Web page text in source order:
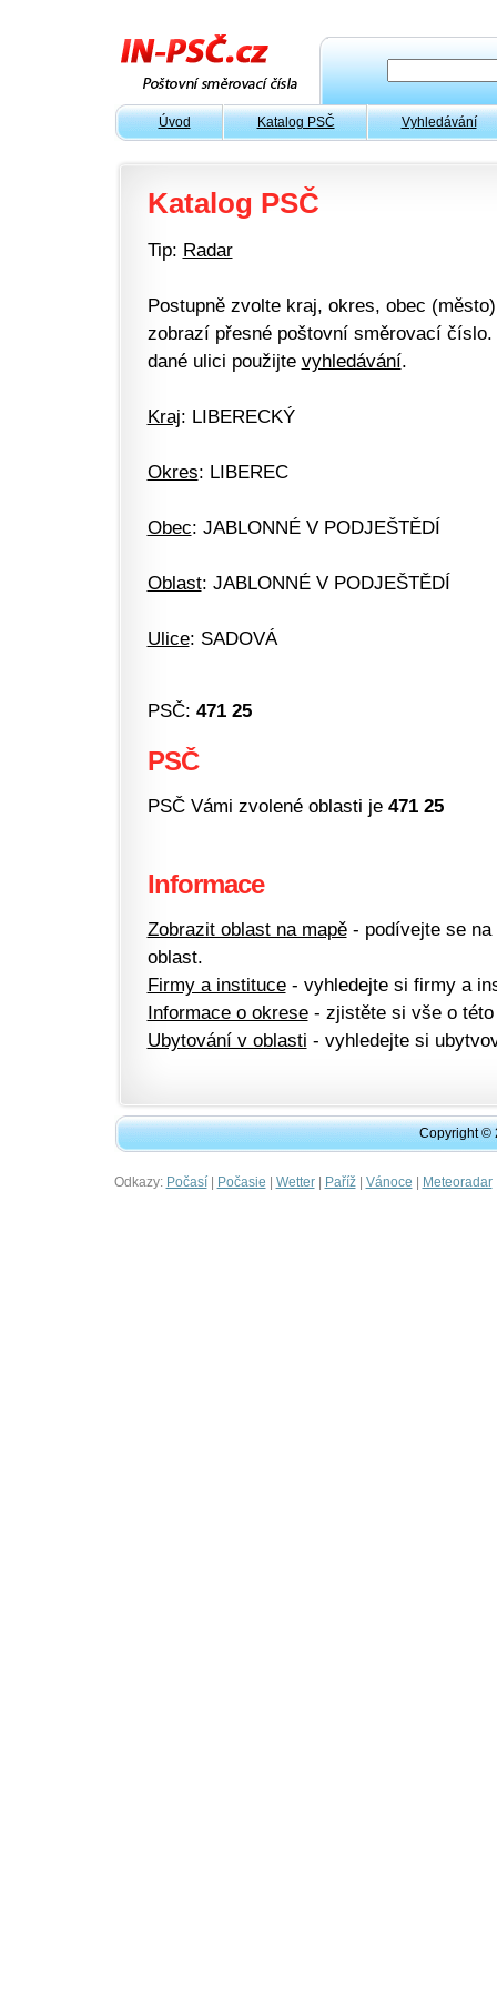
Úvod Katalog PSČ Vyhledávání
Katalog PSČ
Tip: Radar
Postupně zvolte kraj, okres, obec
zobrazí přesné poštovní směrovací
dané ulici použijte vyhledávání.
Kraj: LIBERECKÝ
Okres: LIBEREC
Obec: JABLONNÉ V PODJEŠTĚDÍ
Oblast: JABLONNÉ V PODJEŠTĚDÍ
Ulice: SADOVÁ
PSČ: 471 25
PSČ
PSČ Vámi zvolené oblasti je 471 25
Informace
Zobrazit oblast na mapě- podívejte se na
oblast.
Firmy a instituce- vyhledejte si firmy a
Informace o okrese- zjistěte si vše o této
Ubytování v oblasti - vyhledejte si
Copyright ©
Odkazy: Počasí| Počasie | Wetter| Paříž| Vánoce | Meteoradar